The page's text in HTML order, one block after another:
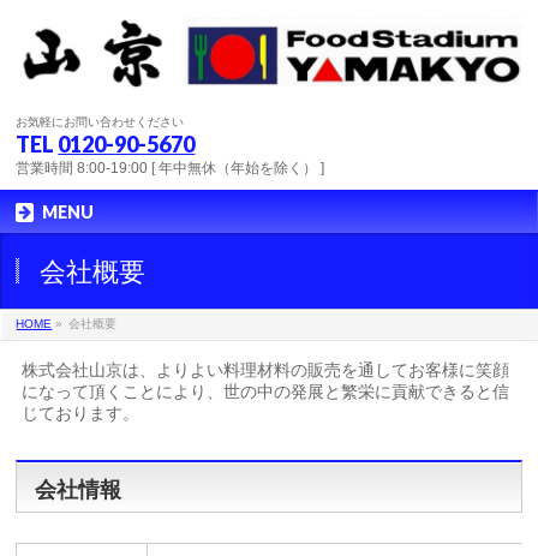
お気軽にお問い合わせください
TEL 0120-90-5670
営業時間 8:00-19:00 [ 年中無休（年始を除く） ]
MENU
会社概要
HOME » 会社概要
株式会社山京は、よりよい料理材料の販売を通してお客様に笑顔
になって頂くことにより、世の中の発展と繁栄に貢献できると信
じております。
会社情報